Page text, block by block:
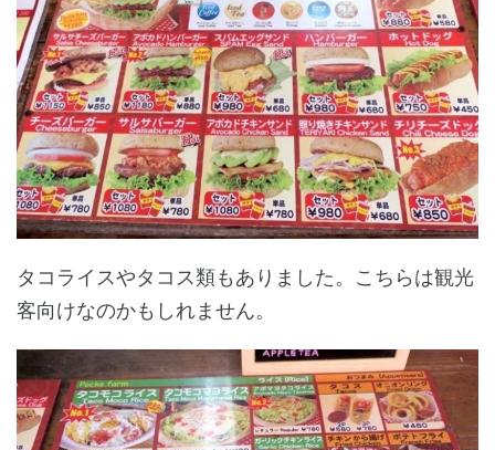
タコライスやタコス類もありました。こちらは観光
客向けなのかもしれません。